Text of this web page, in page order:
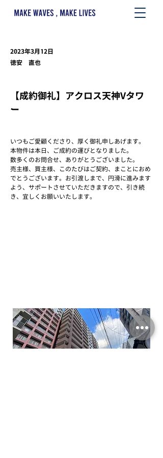
2023年3月12日
徳安 直也
【成約御礼】アクロス天神Vタワ
ー
いつもご愛顧くださり、厚く御礼申しあげます。
本物件は本日、ご成約の運びとなりました。
数多くのお問合せ、ありがとうございました。
売主様、買主様、このたびはご契約、まことにおめ
でとうございます。お引渡しまで、円滑に進みます
よう、サポートさせていただきますので、引き続
き、宜しくお願いいたします。